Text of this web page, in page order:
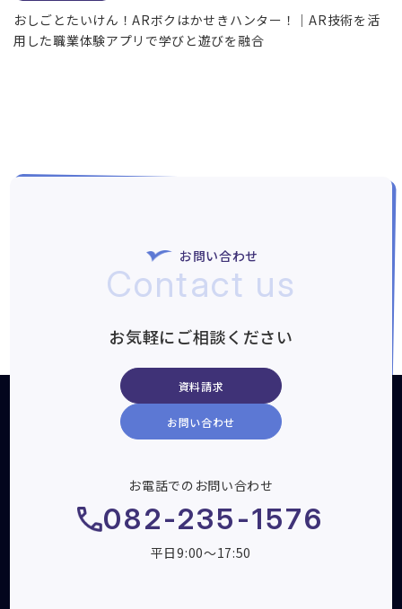
おしごとたいけん！ARボクはかせきハンター！｜AR技術を活
用した職業体験アプリで学びと遊びを融合
お問い合わせ
Contact us
お気軽にご相談ください
資料請求
お問い合わせ
お電話でのお問い合わせ
082-235-1576
平日9:00～17:50